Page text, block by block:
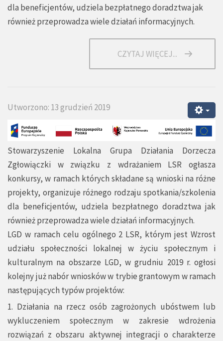
dla beneficjentów, udziela bezpłatnego doradztwa jak
również przeprowadza wiele działań informacyjnych.
CZYTAJ WIĘCEJ...
Utworzono: 13 grudzień 2019
Stowarzyszenie Lokalna Grupa Działania Dorzecza
Zgłowiączki w związku z wdrażaniem LSR ogłasza
konkursy, w ramach których składane są wnioski na różne
projekty, organizuje różnego rodzaju spotkania/szkolenia
dla beneficjentów, udziela bezpłatnego doradztwa jak
również przeprowadza wiele działań informacyjnych.
LGD w ramach celu ogólnego 2 LSR, którym jest Wzrost
udziału społeczności lokalnej w życiu społecznym i
kulturalnym na obszarze LGD, w grudniu 2019 r. ogłosi
kolejny już nabór wniosków w trybie grantowym w ramach
następujących typów projektów:
1. Działania na rzecz osób zagrożonych ubóstwem lub
wykluczeniem społecznym w zakresie wdrożenia
rozwiązań z obszaru aktywnej integracji o charakterze